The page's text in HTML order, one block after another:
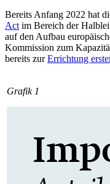
Bereits Anfang 2022 hat
Act im Bereich der
auf den Aufbau
Kommission zum
bereits zurErrichtung
Grafik 1